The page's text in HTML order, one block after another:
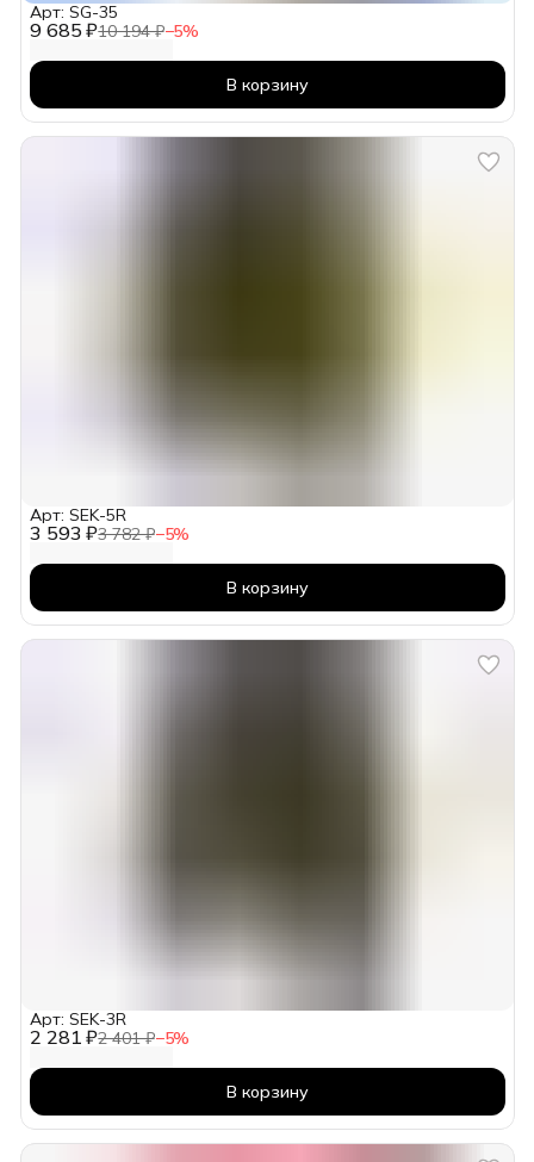
9 685 ₽10 194 ₽−5%
Арт: SG-35
В корзину
3 593 ₽3 782 ₽−5%
Арт: SEK-5R
В корзину
2 281 ₽2 401 ₽−5%
Арт: SEK-3R
В корзину